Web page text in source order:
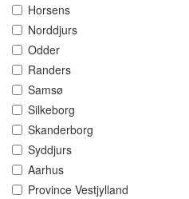
Horsens
Norddjurs
Odder
Randers
Samsø
Silkeborg
Skanderborg
Syddjurs
Aarhus
Province Vestjylland